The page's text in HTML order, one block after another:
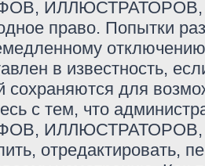
право. Попытки
в известность,
сохраняются для
с тем, что
отредактировать,